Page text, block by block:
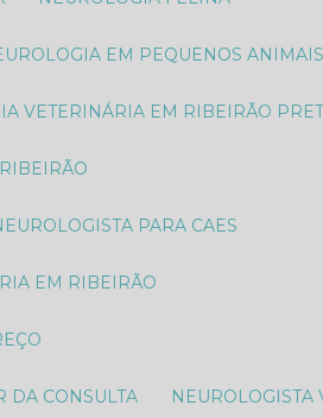
EM PEQUENOS ANIMAIS
VETERINÁRIA EM RIBEIRÃO
NEUROLOGISTA PARA CAES
EM RIBEIRÃO
DA CONSULTA